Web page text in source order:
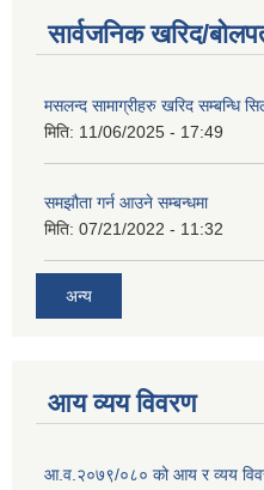
सार्वजनिक खरिद/
मसलन्द सामाग्रीहरु खरिद सम्बन्धि
मिति: 11/06/2025 - 17:49
समझौता गर्न आउने सम्बन्धमा
मिति: 07/21/2022 - 11:32
अन्य
आय व्यय विवरण
आ.व.२०७९/०८० को आय र व्यय